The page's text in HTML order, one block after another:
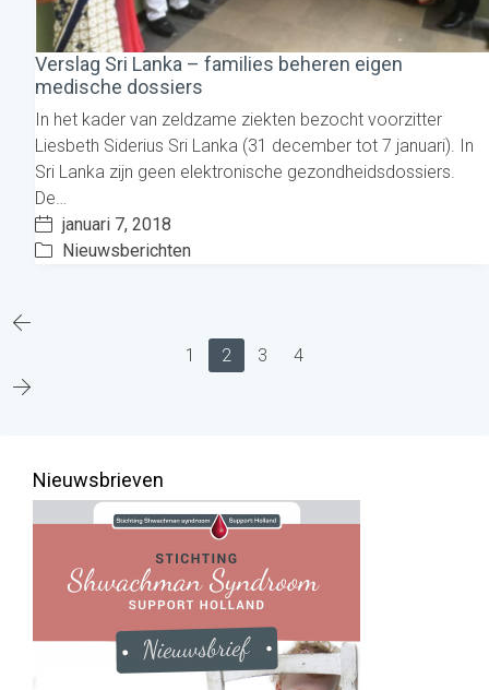
Verslag Sri Lanka – families beheren eigen
medische dossiers
In het kader van zeldzame ziekten bezocht voorzitter
Liesbeth Siderius Sri Lanka (31 december tot 7 januari). In
Sri Lanka zijn geen elektronische gezondheidsdossiers.
De…
januari 7, 2018
Nieuwsberichten
1 2 3 4
Nieuwsbrieven